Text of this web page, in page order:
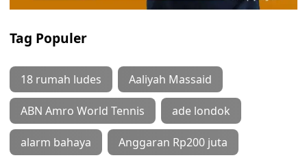
Tag Populer
18 rumah ludes Aaliyah Massaid
ABN Amro World Tennis ade londok
alarm bahaya Anggaran Rp200 juta